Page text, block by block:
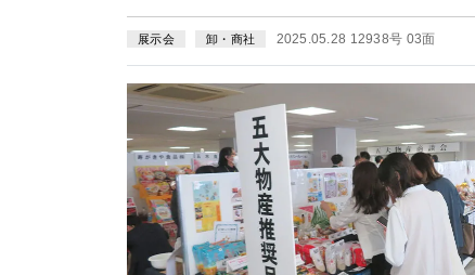
展示会 卸・商社 2025.05.28 12938号 03面